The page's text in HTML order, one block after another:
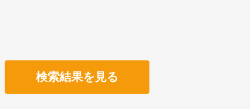
検索結果を見る